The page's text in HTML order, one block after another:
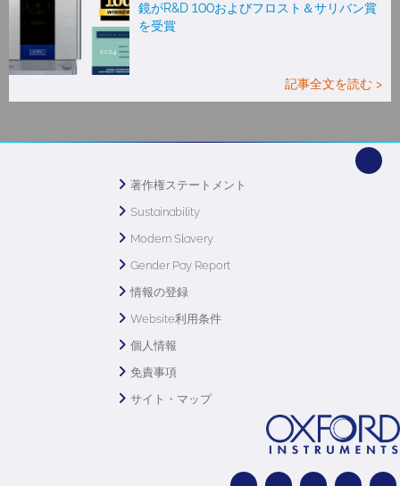
鏡がR&D 100およびフロスト＆サリバン賞
を受賞
記事全文を読む >
著作権ステートメント
Sustainability
Modern Slavery
Gender Pay Report
情報の登録
Website利用条件
個人情報
免責事項
サイト・マップ